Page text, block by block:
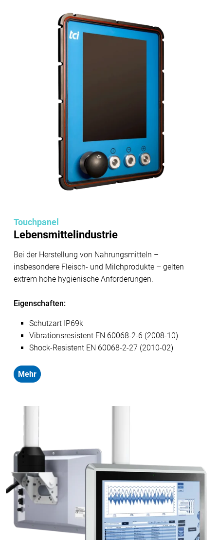
Touchpanel
Lebensmittelindustrie
Bei der Herstellung von Nahrungsmitteln –
insbesondere Fleisch- und Milchprodukte – gelten
extrem hohe hygienische Anforderungen.
Eigenschaften:
Schutzart IP69k
Vibrationsresistent EN 60068-2-6 (2008-10)
Shock-Resistent EN 60068-2-27 (2010-02)
Mehr